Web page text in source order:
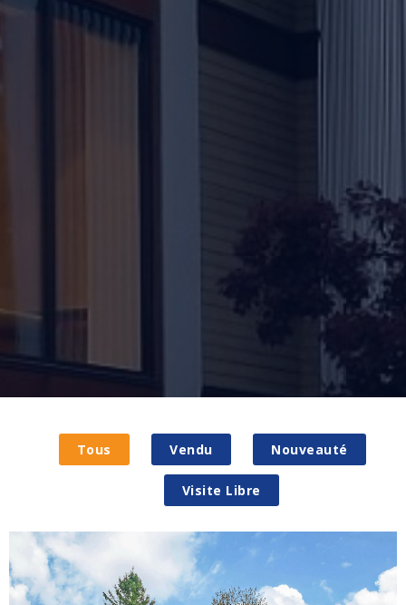
Tous Vendu Nouveauté
Visite Libre